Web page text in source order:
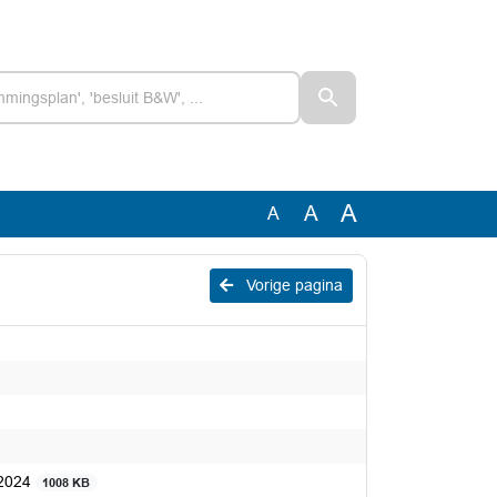
A A A
Vorige pagina
1008 KB